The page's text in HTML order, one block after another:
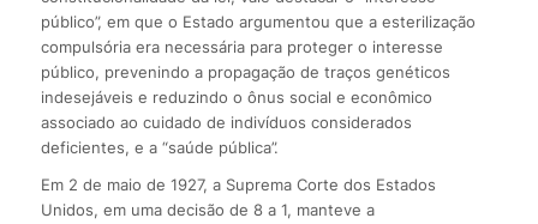
público”, em que o Estado argumentou que a esterilização
compulsória era necessária para proteger o interesse
público, prevenindo a propagação de traços genéticos
indesejáveis e reduzindo o ônus social e econômico
associado ao cuidado de indivíduos considerados
deficientes, e a “saúde pública”.
Em 2 de maio de 1927, a Suprema Corte dos Estados
Unidos, em uma decisão de 8 a 1, manteve a